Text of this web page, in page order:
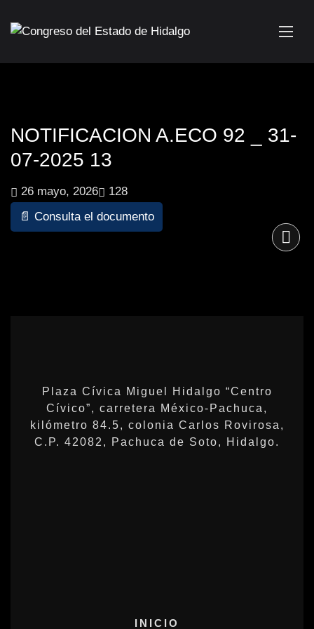
NOTIFICACION A.ECO 92 _ 31-
07-2025 13
26 mayo, 2026
128
📄 Consulta el documento
Plaza Cívica Miguel Hidalgo “Centro
Cívico”, carretera México-Pachuca,
kilómetro 84.5, colonia Carlos Rovirosa,
C.P. 42082, Pachuca de Soto, Hidalgo.
INICIO